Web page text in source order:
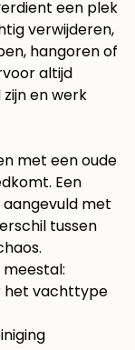
een plek
verwijderen,
hangoren of
altijd
en werk
met een oude
Een
met
tussen
het vachttype